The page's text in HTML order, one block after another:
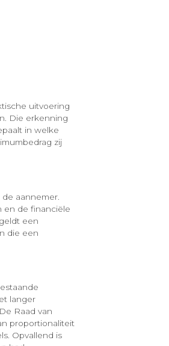
uitvoering
Die erkenning
in welke
zij
aannemer.
en de financiële
een
die een
langer
Raad van
proportionaliteit
Opvallend is